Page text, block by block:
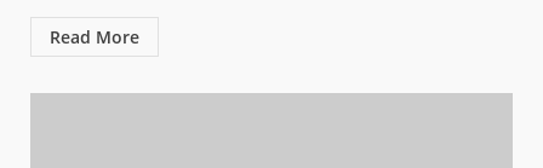
Read More